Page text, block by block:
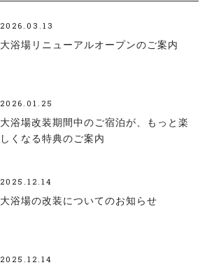
2026.03.13
大浴場リニューアルオープンのご案内
2026.01.25
大浴場改装期間中のご宿泊が、もっと楽
しくなる特典のご案内
2025.12.14
大浴場の改装についてのお知らせ
2025.12.14